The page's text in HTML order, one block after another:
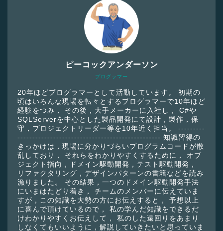
プログラマー
ピーコックアンダーソン
20年ほどプログラマーとして活動しています。 初期の
頃はいろんな現場を転々とするプログラマーで10年ほど
経験をつみ， その後，大手メーカーに入社し， C#や
SQLServerを中心とした製品開発にて設計，製作，保
守，プロジェクトリーダー等を10年近く担当。 ---------
------------------------------------------------ 知識習得の
きっかけは，現場に分かりづらいプログラムコードが散
乱しており， それらをわかりやすくするために， オブ
ジェクト指向，ドメイン駆動開発，テスト駆動開発，
リファクタリング，デザインパターンの書籍などを読み
漁りました。 その結果，一つのドメイン駆動開発手法
にいまはたどり着き， チームのメンバーに伝えていま
すが，この知識を大勢の方にお伝えすると， 予想以上
に喜んで頂けているので， 私の学んだ知識をできるだ
けわかりやすくお伝えして， 私のした遠回りをあまり
しなくてもいいように，解説していきたいと思っていま